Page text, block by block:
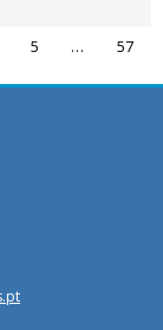
5 … 57